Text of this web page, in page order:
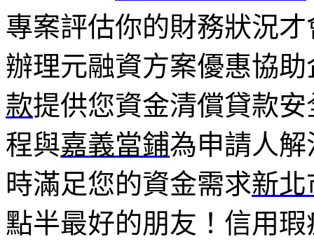
專案評估你的財務狀況才
辦理元融資方案優惠協
款提供您資金清償貸款
程與嘉義當鋪為申請人
時滿足您的資金需求新北
點半最好的朋友！信用